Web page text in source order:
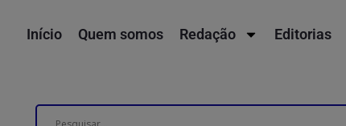
Início Quem somos Redação Editorias